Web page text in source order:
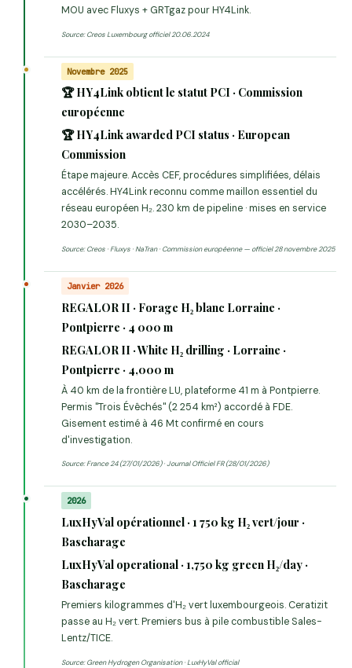
MOU avec Fluxys + GRTgaz pour HY4Link.
Source: Creos Luxembourg officiel 20.06.2024
Novembre 2025
🏆 HY4Link obtient le statut PCI · Commission
européenne
🏆 HY4Link awarded PCI status · European
Commission
Étape majeure. Accès CEF, procédures simplifiées, délais
accélérés. HY4Link reconnu comme maillon essentiel du
réseau européen H₂. 230 km de pipeline · mises en service
2030–2035.
Source: Creos · Fluxys · NaTran · Commission européenne — officiel 28 novembre 2025
Janvier 2026
REGALOR II · Forage H₂ blanc Lorraine ·
Pontpierre · 4 000 m
REGALOR II · White H₂ drilling · Lorraine ·
Pontpierre · 4,000 m
À 40 km de la frontière LU, plateforme 41 m à Pontpierre.
Permis "Trois Évêchés" (2 254 km²) accordé à FDE.
Gisement estimé à 46 Mt confirmé en cours
d'investigation.
Source: France 24 (27/01/2026) · Journal Officiel FR (28/01/2026)
2026
LuxHyVal opérationnel · 1 750 kg H₂ vert/jour ·
Bascharage
LuxHyVal operational · 1,750 kg green H₂/day ·
Bascharage
Premiers kilogrammes d'H₂ vert luxembourgeois. Ceratizit
passe au H₂ vert. Premiers bus à pile combustible Sales-
Lentz/TICE.
Source: Green Hydrogen Organisation · LuxHyVal official